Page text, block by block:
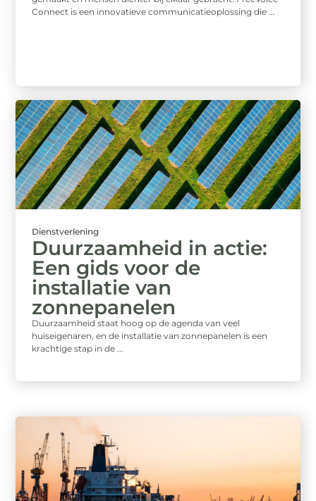
Connect is een innovatieve communicatieoplossing die ...
Dienstverlening
Duurzaamheid in actie:
Een gids voor de
installatie van
zonnepanelen
Duurzaamheid staat hoog op de agenda van veel
huiseigenaren, en de installatie van zonnepanelen is een
krachtige stap in de ...